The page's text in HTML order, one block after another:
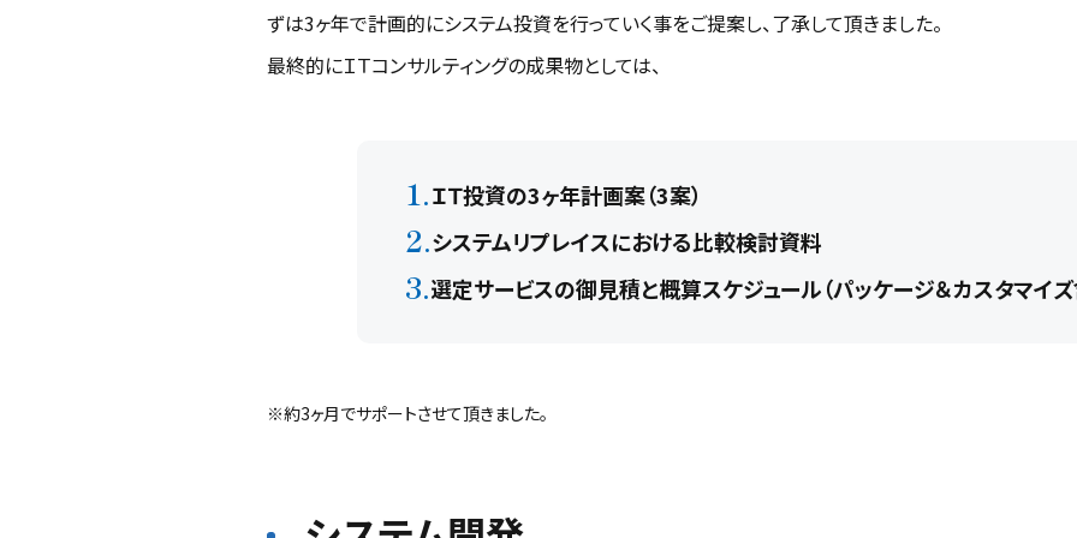
ずは3ヶ年で計画的にシステム投資を行っていく事をご提案し、了承して頂きました。
最終的にＩＴコンサルティングの成果物としては、
ＩＴ投資の3ヶ年計画案（3案）
システムリプレイスにおける比較検討資料
選定サービスの御見積と概算スケジュール（パッケージ＆カスタマイズ
※約3ヶ月でサポートさせて頂きました。